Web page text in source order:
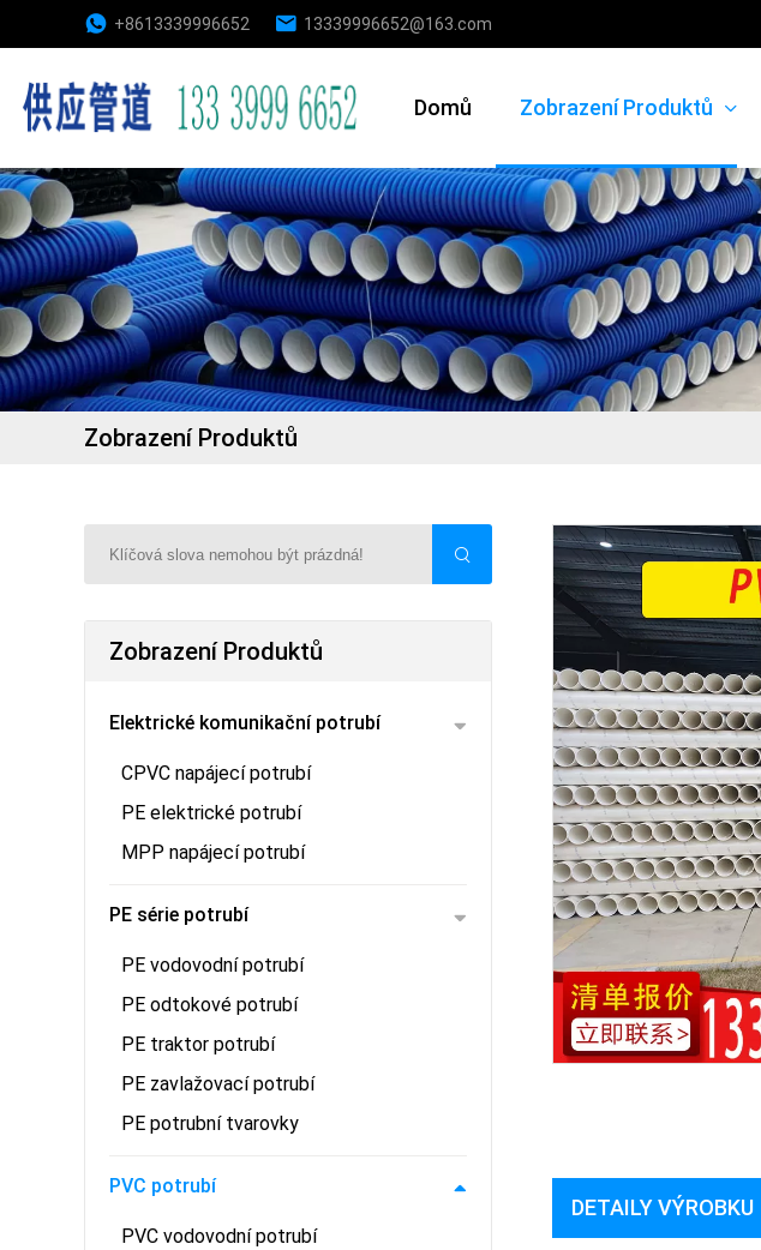
+8613339996652 13339996652@163.com
Domů Zobrazení Produktů
Zobrazení Produktů
Zobrazení Produktů
Elektrické komunikační potrubí
CPVC napájecí potrubí
PE elektrické potrubí
MPP napájecí potrubí
PE série potrubí
PE vodovodní potrubí
PE odtokové potrubí
PE traktor potrubí
PE zavlažovací potrubí
PE potrubní tvarovky
PVC potrubí
PVC vodovodní potrubí
DETAILY VÝROBKU